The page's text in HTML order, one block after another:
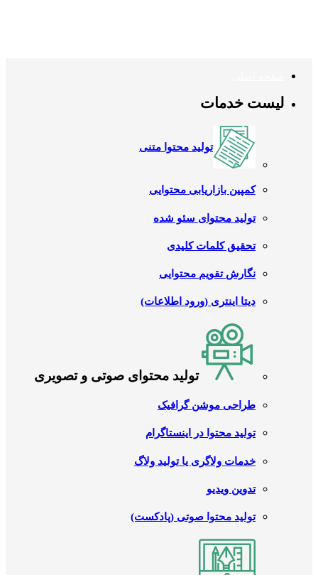
لیست خدمات
تولید محتوا متنی
کمپین بازاریابی محتوایی
تولید محتوای سئو شده
تحقیق کلمات کلیدی
نگارش تقویم محتوایی
دیتا اینتری (ورود اطلاعات)
تولید محتوای صوتی و تصویری
طراحی موشن گرافیک
تولید محتوا در اینستاگرام
خدمات ولاگری یا تولید ولاگ
تدوین ویدیو
تولید محتوا صوتی (پادکست)